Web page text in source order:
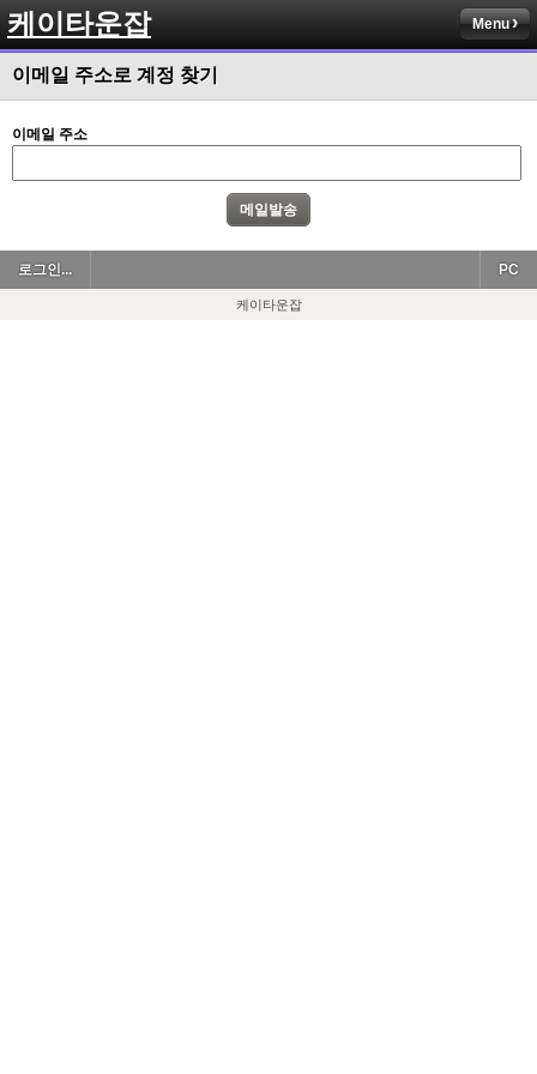
케이타운잡 Menu
이메일 주소로 계정 찾기
이메일 주소
로그인... PC
케이타운잡